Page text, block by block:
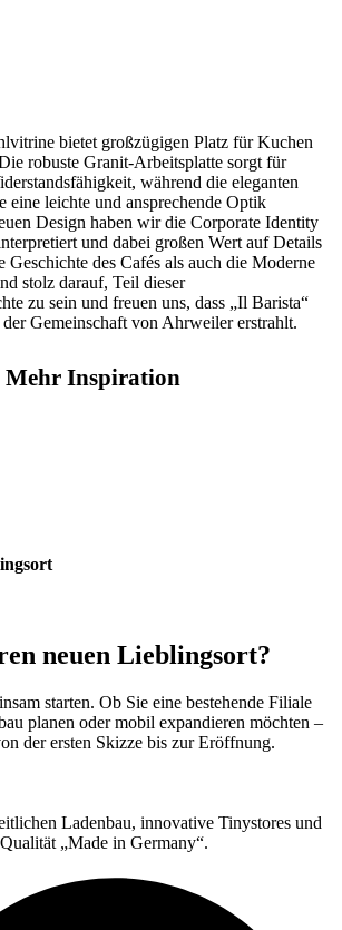
bietet großzügigen Platz für Kuchen
robuste Granit-Arbeitsplatte sorgt für
während die eleganten
eine leichte und ansprechende Optik
Design haben wir die Corporate Identity
und dabei großen Wert auf Details
Geschichte des Cafés als auch die Moderne
stolz darauf, Teil dieser
zu sein und freuen uns, dass „Il Barista“
Gemeinschaft von Ahrweiler erstrahlt.
Mehr Inspiration
neuen Lieblingsort?
starten. Ob Sie eine bestehende Filiale
planen oder mobil expandieren möchten –
der ersten Skizze bis zur Eröffnung.
Ladenbau, innovative Tinystores und
„Made in Germany“.